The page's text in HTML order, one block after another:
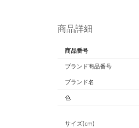
商品詳細
商品番号
ブランド商品番号
ブランド名
色
サイズ(cm)